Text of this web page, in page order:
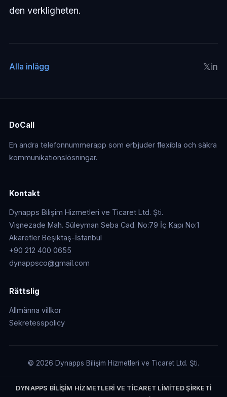
den verkligheten.
Alla inlägg 𝕏in
DoCall
En andra telefonnummerapp som erbjuder flexibla och säkra
kommunikationslösningar.
Kontakt
Dynapps Bilişim Hizmetleri ve Ticaret Ltd. Şti.
Vişnezade Mah. Süleyman Seba Cad. No:79 İç Kapı No:1
Akaretler Beşiktaş-İstanbul
+90 212 400 0655
dynappsco@gmail.com
Rättslig
Allmänna villkor
Sekretesspolicy
© 2026 Dynapps Bilişim Hizmetleri ve Ticaret Ltd. Şti.
DYNAPPS BİLİŞİM HİZMETLERİ VE TİCARET LİMİTED ŞİRKETİ